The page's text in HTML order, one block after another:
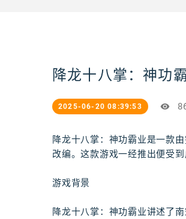
降龙十八掌：神功
2025-06-20 08:39:53
降龙十八掌：神功霸业是一款
改编。这款游戏一经推出便受
游戏背景
降龙十八掌：神功霸业讲述了